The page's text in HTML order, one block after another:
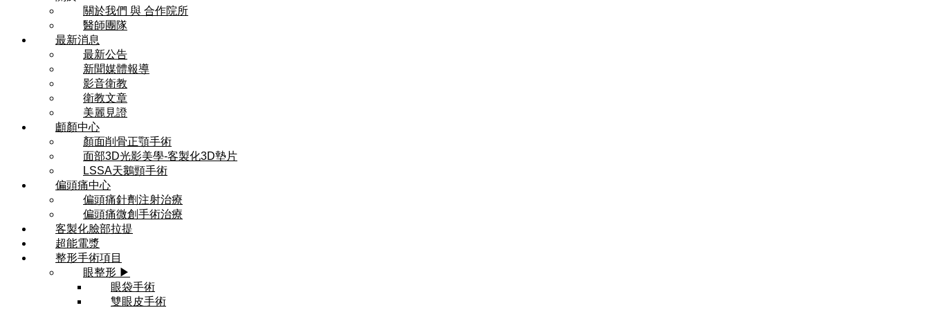
關於我們 與 合作院所
醫師團隊
最新消息
最新公告
新聞媒體報導
影音衛教
衛教文章
美麗見證
顱顏中心
顏面削骨正顎手術
面部3D光影美學-客製化3D墊片
LSSA天鵝頸手術
偏頭痛中心
偏頭痛針劑注射治療
偏頭痛微創手術治療
客製化臉部拉提
超能電漿
整形手術項目
眼整形 ▶
眼袋手術
雙眼皮手術